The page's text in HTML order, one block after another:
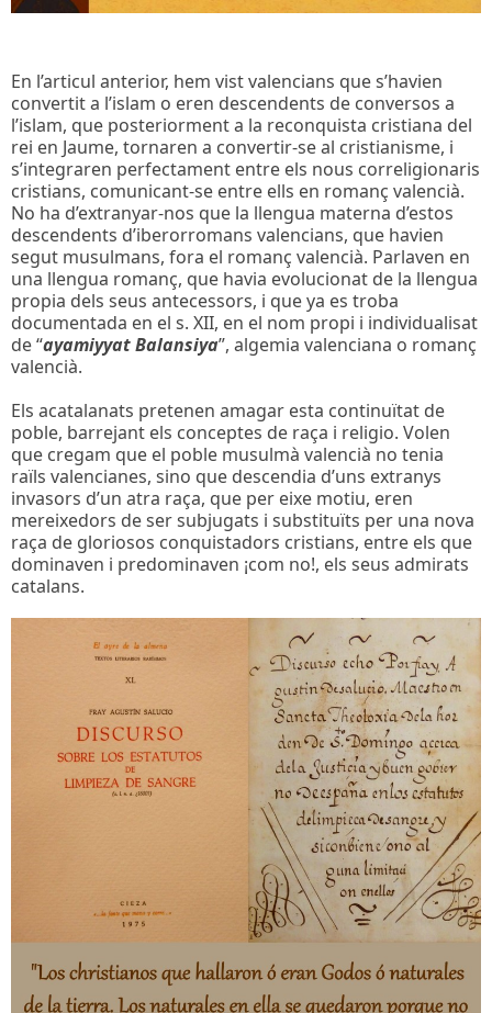
En l’articul anterior, hem vist valencians que s’havien
convertit a l’islam o eren descendents de conversos a
l’islam, que posteriorment a la reconquista cristiana del
rei en Jaume, tornaren a convertir-se al cristianisme, i
s’integraren perfectament entre els nous correligionaris
cristians, comunicant-se entre ells en romanç valencià.
No ha d’extranyar-nos que la llengua materna d’estos
descendents d’iberorromans valencians, que havien
segut musulmans, fora el romanç valencià. Parlaven en
una llengua romanç, que havia evolucionat de la llengua
propia dels seus antecessors, i que ya es troba
documentada en el s. XII, en el nom propi i individualisat
de “ayamiyyat Balansiya”, algemia valenciana o romanç
valencià.
Els acatalanats pretenen amagar esta continuïtat de
poble, barrejant els conceptes de raça i religio. Volen
que cregam que el poble musulmà valencià no tenia
raïls valencianes, sino que descendia d’uns extranys
invasors d’un atra raça, que per eixe motiu, eren
mereixedors de ser subjugats i substituïts per una nova
raça de gloriosos conquistadors cristians, entre els que
dominaven i predominaven ¡com no!, els seus admirats
catalans.